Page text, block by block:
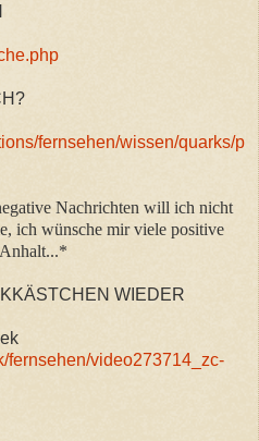
fernsehen/wissen/quarks/p
Nachrichten will ich nicht
ich wünsche mir viele positive
WIEDER
fernsehen/video273714_zc-